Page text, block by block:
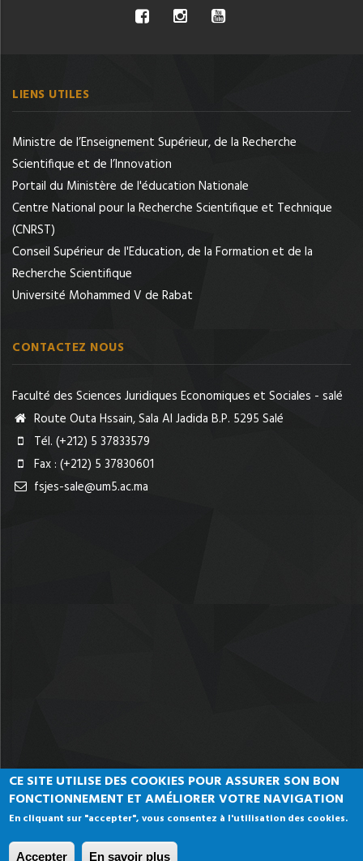
LIENS UTILES
Ministre de l’Enseignement Supérieur, de la Recherche
Scientifique et de l’Innovation
Portail du Ministère de l'éducation Nationale
Centre National pour la Recherche Scientifique et Technique
(CNRST)
Conseil Supérieur de l'Education, de la Formation et de la
Recherche Scientifique
Université Mohammed V de Rabat
CONTACTEZ NOUS
Faculté des Sciences Juridiques Economiques et Sociales - salé
Route Outa Hssain, Sala Al Jadida B.P. 5295 Salé
Tél. (+212) 5 37833579
Fax : (+212) 5 37830601
fsjes-sale@um5.ac.ma
Université Mohammed V Rabat
© Copyright 2023 . Tous les droits sont réservés
CE SITE UTILISE DES COOKIES POUR ASSURER SON BON
FONCTIONNEMENT ET AMÉLIORER VOTRE NAVIGATION
En cliquant sur "accepter", vous consentez à l'utilisation des cookies.
Accepter En savoir plus